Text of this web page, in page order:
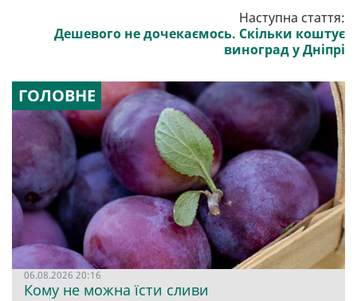
Наступна стаття:
Дешевого не дочекаємось. Скільки коштує
виноград у Дніпрі
ГОЛОВНЕ
06.08.2026 20:16
Кому не можна їсти сливи